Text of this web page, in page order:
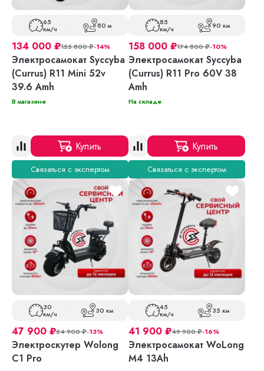
65
км/ч 80 м
134 000 ₽155 800₽-14%
Электросамокат Syccyba
(Currus) R11 Mini 52v
39.6 Amh
В магазине
Купить
Связаться с экспертом
85
км/ч 90 км
158 000 ₽174 800₽-10%
Электросамокат Syccyba
(Currus) R11 Pro 60V 38
Amh
На складе
Купить
Связаться с экспертом
30
км/ч 30 км
47 900 ₽54 900₽-13%
Электроскутер Wolong
C1 Pro
45
км/ч 35 км
41 900 ₽49 900₽-16%
Электросамокат WoLong
M4 13Ah